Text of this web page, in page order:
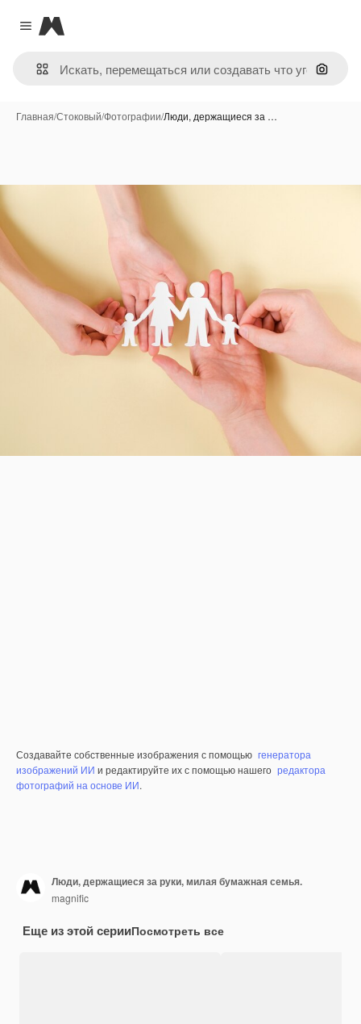
Close menu
Magnific
Поиск
Главная/Стоковый/Фотографии/Люди, держащиеся за …
Создавайте собственные изображения с помощью генератора
изображений ИИ и редактируйте их с помощью нашего редактора
фотографий на основе ИИ.
Люди, держащиеся за руки, милая бумажная семья.
magnific
Еще из этой серииПосмотреть все